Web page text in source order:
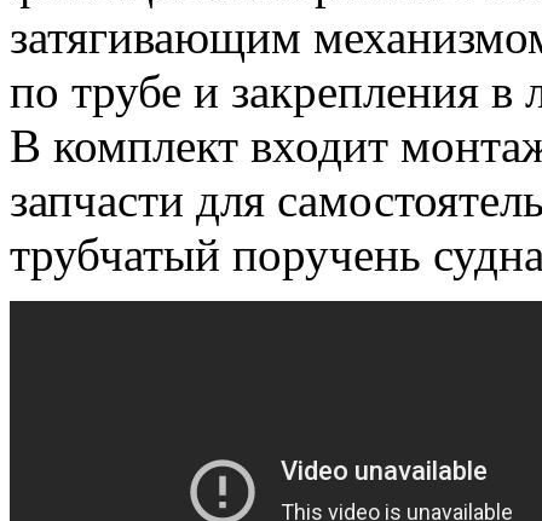
затягивающим
по трубе и закрепления в
В комплект входит
запчасти для
трубчатый поручень